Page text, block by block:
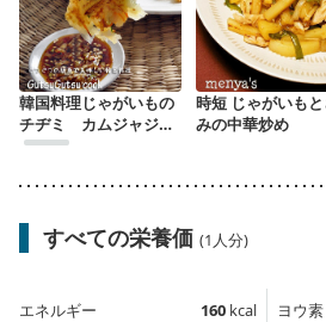
韓国料理じゃがいもの
チヂミ カムジャジョ
ン
時短 じゃがいもと
みの中華炒め
すべての栄養価 (1人分)
エネルギー 160 kcal
ヨウ素